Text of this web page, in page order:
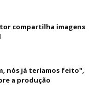
compartilha imagens
nós já teríamos feito",
a produção